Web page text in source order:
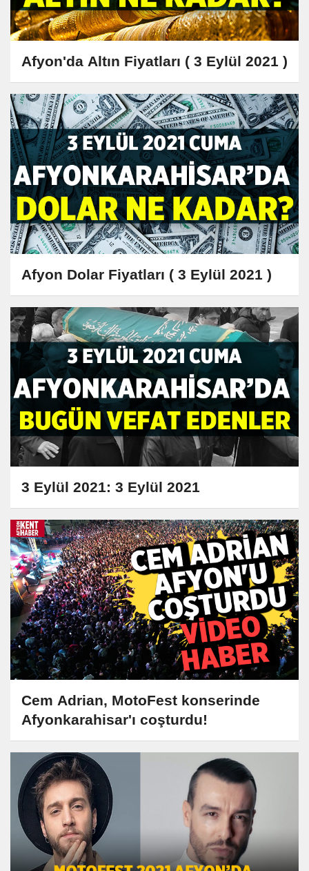
Afyon'da Altın Fiyatları ( 3 Eylül 2021 )
Afyon Dolar Fiyatları ( 3 Eylül 2021 )
3 Eylül 2021: 3 Eylül 2021
Cem Adrian, MotoFest konserinde
Afyonkarahisar'ı coşturdu!